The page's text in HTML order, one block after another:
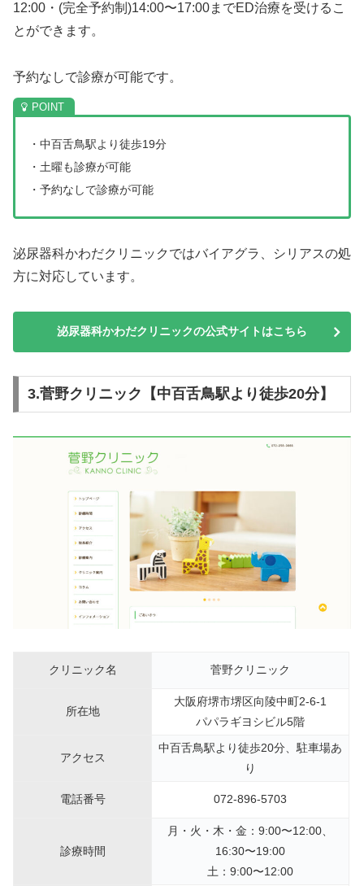
12:00・(完全予約制)14:00〜17:00までED治療を受けるこ
とができます。
予約なしで診療が可能です。
・中百舌鳥駅より徒歩19分
・土曜も診療が可能
・予約なしで診療が可能
泌尿器科かわだクリニックではバイアグラ、シリアスの処
方に対応しています。
泌尿器科かわだクリニックの公式サイトはこちら
3.菅野クリニック【中百舌鳥駅より徒歩20分】
クリニック名 菅野クリニック
所在地
大阪府堺市堺区向陵中町2-6-1
パパラギヨシビル5階
アクセス
中百舌鳥駅より徒歩20分、駐車場あ
り
電話番号 072-896-5703
診療時間
月・火・木・金：9:00〜12:00、
16:30〜19:00
土：9:00〜12:00